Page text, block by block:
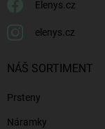
Elenys.cz
elenys.cz
NÁŠ SORTIMENT
Prsteny
Náramky